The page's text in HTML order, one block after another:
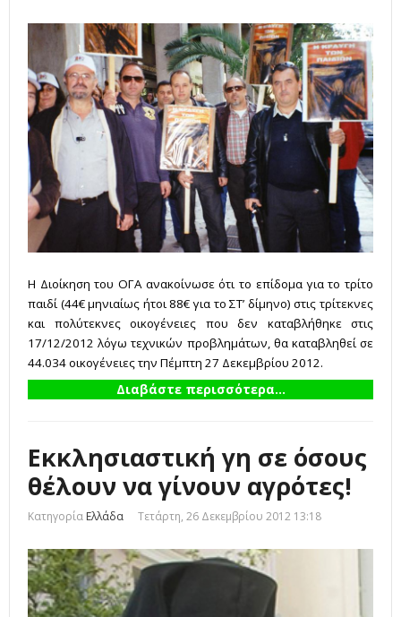
Η Διοίκηση του ΟΓΑ ανακοίνωσε ότι το επίδομα για το τρίτο
παιδί (44€ μηνιαίως ήτοι 88€ για το ΣΤ’ δίμηνο) στις τρίτεκνες
και πολύτεκνες οικογένειες που δεν καταβλήθηκε στις
17/12/2012 λόγω τεχνικών προβλημάτων, θα καταβληθεί σε
44.034 οικογένειες την Πέμπτη 27 Δεκεμβρίου 2012.
Διαβάστε περισσότερα...
Εκκλησιαστική γη σε όσους
θέλουν να γίνουν αγρότες!
Κατηγορία Ελλάδα Τετάρτη, 26 Δεκεμβρίου 2012 13:18